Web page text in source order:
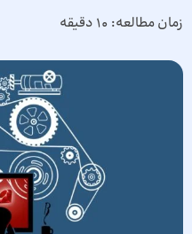
زمان مطالعه: 10 دقیقه